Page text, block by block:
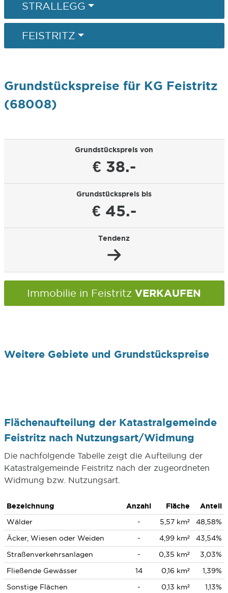
STRALLEGG
FEISTRITZ
Grundstückspreise für KG Feistritz
(68008)
Grundstückspreis von
€ 38.-
Grundstückspreis bis
€ 45.-
Tendenz
Immobilie in Feistritz VERKAUFEN
Weitere Gebiete und Grundstückspreise
Flächenaufteilung der Katastralgemeinde
Feistritz nach Nutzungsart/Widmung
Die nachfolgende Tabelle zeigt die Aufteilung der
Katastralgemeinde Feistritz nach der zugeordneten
Widmung bzw. Nutzungsart.
Bezeichnung Anzahl Fläche
Anteil
Wälder
- 5,57 km²
48,58%
Äcker, Wiesen oder Weiden
- 4,99 km²
43,54%
Straßenverkehrsanlagen
- 0,35 km²
3,03%
Fließende Gewässer
14 0,16 km²
1,39%
Sonstige Flächen
- 0,13 km² 1,13%